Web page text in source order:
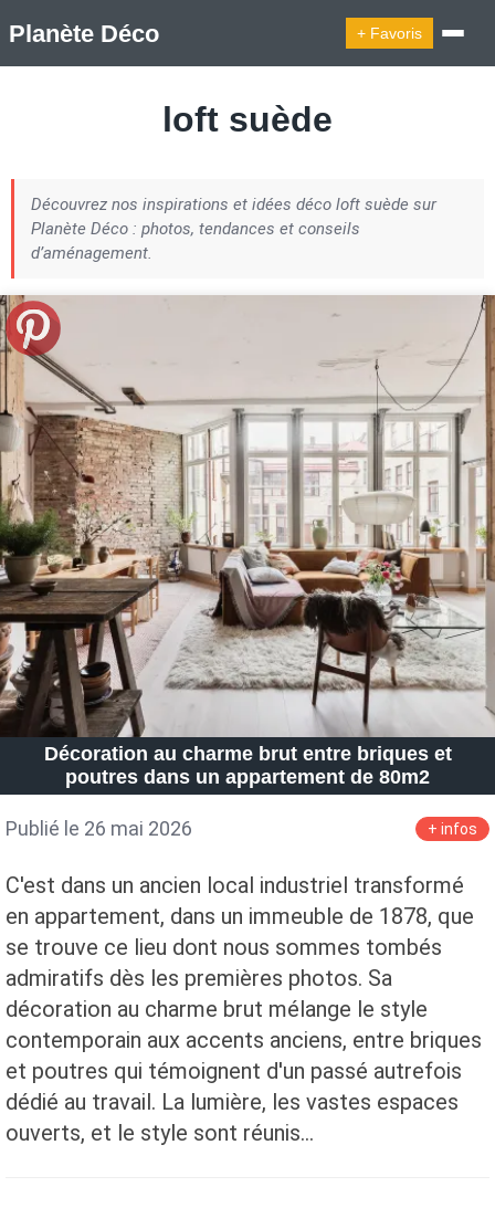
Planète Déco + Favoris
Appartement Design
Design Suédois En Quelques Photos
Maison En Ville
Tendance
La Décoration Selon Votre Signe Astrologique
Les Trouvailles Déco Du Jour
Loft
Maison Appartement Écologique
Maison Container/container House
Maison D'hôtes
Maison Et Appartement Vintage
On Décode La Déco
Petite Surface
Piscine Question De Style
Renovation
Revue De Week End
Tiny House
loft suède
Découvrez nos inspirations et idées déco loft suède sur
Planète Déco : photos, tendances et conseils
d’aménagement.
Décoration au charme brut entre briques et
poutres dans un appartement de 80m2
Publié le 26 mai 2026 + infos
C'est dans un ancien local industriel transformé
en appartement, dans un immeuble de 1878, que
se trouve ce lieu dont nous sommes tombés
admiratifs dès les premières photos. Sa
décoration au charme brut mélange le style
contemporain aux accents anciens, entre briques
et poutres qui témoignent d'un passé autrefois
dédié au travail. La lumière, les vastes espaces
ouverts, et le style sont réunis…